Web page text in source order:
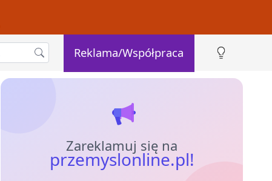
Reklama/Współpraca
Zareklamuj się na
przemyslonline.pl!